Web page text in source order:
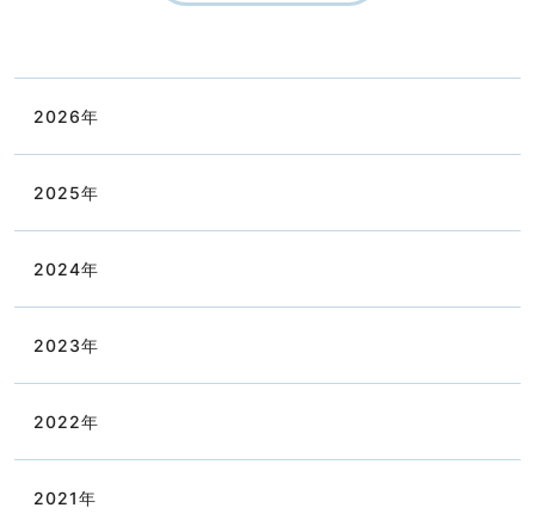
2026年
2025年
2024年
2023年
2022年
2021年